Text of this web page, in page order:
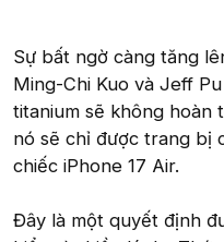
Sự bất ngờ càng tăng
Ming-Chi Kuo và Jeff
titanium sẽ không hoàn
nó sẽ chỉ được trang bị
chiếc iPhone 17 Air.
Đây là một quyết định